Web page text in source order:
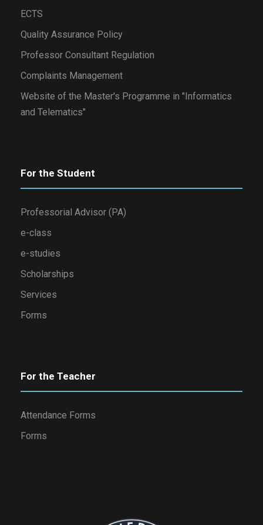
ECTS
Quality Assurance Policy
Professor Consultant Regulation
Complaints Management
Website of the Master's Programme in "Informatics
and Telematics"
For the Student
Professorial Advisor (PA)
e-class
e-studies
Scholarships
Services
Forms
For the Teacher
Attendance Forms
Forms